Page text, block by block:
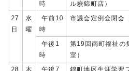
時
ル蕨錦町店）
27
日
水
曜
午前10
時
市議会定例会閉会
午後1
時
第19回南町福祉の
室）
28
木
午後7
錦町地区生涯学習